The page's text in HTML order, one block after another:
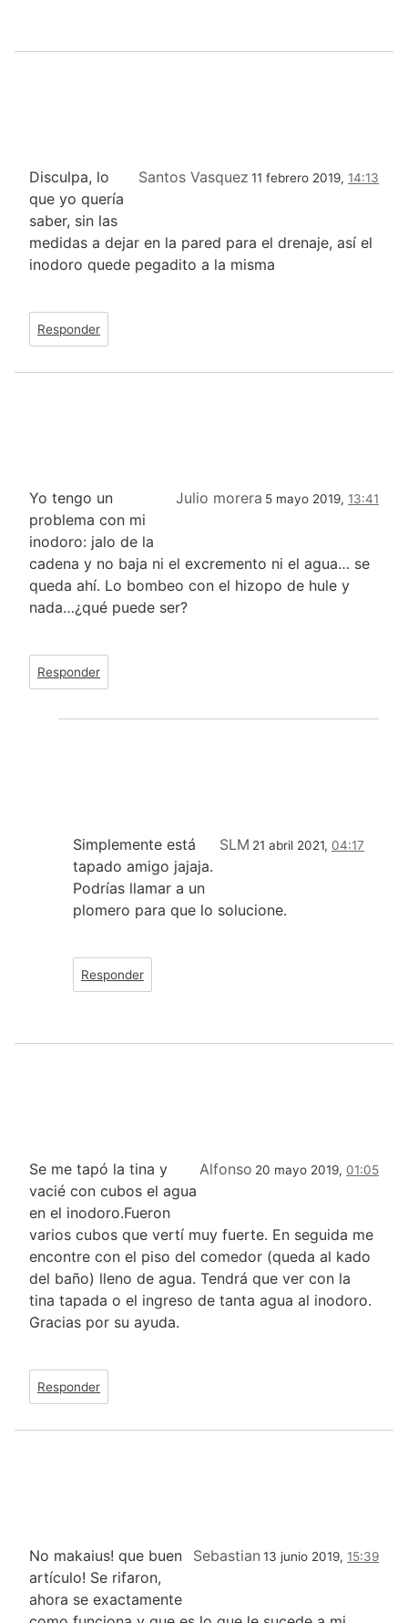
Santos Vasquez 11 febrero 2019, 14:13
Disculpa, lo
que yo quería
saber, sin las
medidas a dejar en la pared para el drenaje, así el
inodoro quede pegadito a la misma
Responder
Julio morera 5 mayo 2019, 13:41
Yo tengo un
problema con mi
inodoro: jalo de la
cadena y no baja ni el excremento ni el agua… se
queda ahí. Lo bombeo con el hizopo de hule y
nada…¿qué puede ser?
Responder
SLM 21 abril 2021, 04:17
Simplemente está
tapado amigo jajaja.
Podrías llamar a un
plomero para que lo solucione.
Responder
Alfonso 20 mayo 2019, 01:05
Se me tapó la tina y
vacié con cubos el agua
en el inodoro.Fueron
varios cubos que vertí muy fuerte. En seguida me
encontre con el piso del comedor (queda al kado
del baño) lleno de agua. Tendrá que ver con la
tina tapada o el ingreso de tanta agua al inodoro.
Gracias por su ayuda.
Responder
Sebastian 13 junio 2019, 15:39
No makaius! que buen
artículo! Se rifaron,
ahora se exactamente